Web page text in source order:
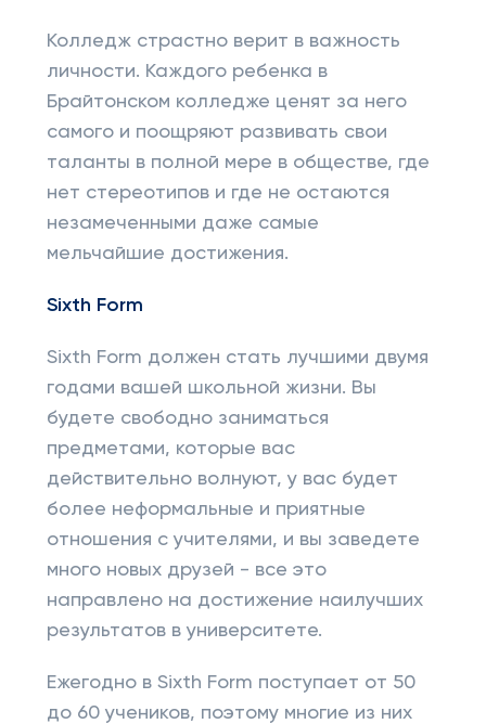
Колледж страстно верит в важность
личности. Каждого ребенка в
Брайтонском колледже ценят за него
самого и поощряют развивать свои
таланты в полной мере в обществе, где
нет стереотипов и где не остаются
незамеченными даже самые
мельчайшие достижения.
Sixth Form
Sixth Form должен стать лучшими двумя
годами вашей школьной жизни. Вы
будете свободно заниматься
предметами, которые вас
действительно волнуют, у вас будет
более неформальные и приятные
отношения с учителями, и вы заведете
много новых друзей - все это
направлено на достижение наилучших
результатов в университете.
Ежегодно в Sixth Form поступает от 50
до 60 учеников, поэтому многие из них